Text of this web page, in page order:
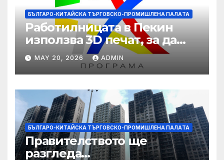
БЪЛГАРО-КИТАЙСКА ТЪРГОВСКО-ПРОМИШЛЕНА ПАЛAТА
Работилницата в Пекин
използва 3D печат, за да
даде възможност на
работниците с увреждания
MAY 20, 2026 ADMIN
БЪЛГАРО-КИТАЙСКА ТЪРГОВСКО-ПРОМИШЛЕНА ПАЛAТА
Правителството ще
разгледа